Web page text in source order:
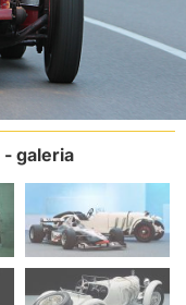
- galeria